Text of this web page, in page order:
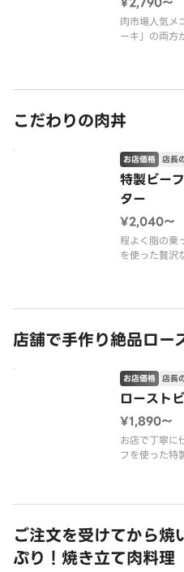
肉市場人気メ
ーキ」の両方
当店自慢の自
ステーキソー
こだわりの肉丼
特製ビー
ター
お店価格 店長
¥2,040〜
程よく脂の乗
を使った贅沢
飯の進む一杯
【肩ロース、
店舗で手作り絶品ロー
ロースト
お店価格 店長
¥1,890〜
お店で丁寧に
フを使った特
味の変化が楽
ご注文を受けてから焼
ぷり！焼き立て肉料理